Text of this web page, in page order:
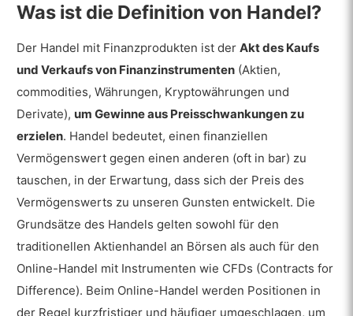
Wer sind Händler?
Wie wird man ein professioneller
Händler?
Was sind die besten Ressourcen, um den
Handel zu erlernen?
Kann der Demo-Handel für das Erlernen
des Handels effektiv sein?
Was sind die besten Handelsstrategien?
Welche Bedeutung hat das
Wann ist die beste Zeit für den Handel?
Was ist die Definition von Handel?
Der Handel mit Finanzprodukten ist derAkt des Kaufs
und Verkaufs von Finanzinstrumenten (Aktien,
commodities, Währungen, Kryptowährungen und
Derivate), um Gewinne aus Preisschwankungen zu
erzielen. Handel bedeutet, einen finanziellen
Vermögenswert gegen einen anderen (oft in bar) zu
tauschen, in der Erwartung, dass sich der Preis des
Vermögenswerts zu unseren Gunsten entwickelt. Die
Grundsätze des Handels gelten sowohl für den
traditionellen Aktienhandel an Börsen als auch für den
Online-Handel mit Instrumenten wie CFDs (Contracts for
Difference). Beim Online-Handel werden Positionen in
der Regel kurzfristiger und häufiger umgeschlagen, um